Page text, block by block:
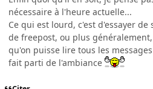
nécessaire à l'heure actuelle...
Ce qui est lourd, c'est d'essayer
de freepost, ou plus
qu'on puisse lire tous les
fait parti de l'ambiance